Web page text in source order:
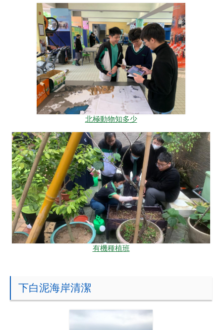
北極動物知多少
有機種植班
下白泥海岸清潔